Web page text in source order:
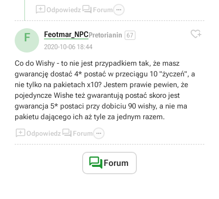
wady jak i zalety. Np. Barbara jest całkiem spoko
f2p postacią do dendro teamu :)
healowanie nie jest bezużyteczne, wręcz
przeciwnie.
Swoje już w tej grze przeżyłem i nie raz taka postać
byłą koniecznością.
Teamy robiące tylko DMG też działają ale
powiedział bym że to bardziej na end game, no
chyba że ktoś jest absolutnym no lifem i w dodatku
ma super szczęście do artefaktów oraz wishowania.
Obecnie najbardziej popularne jest używanie tarczy
jako ratunku w kiepskich sytuacjach.
Samych DPS i sub-dps używa sięraczej na end
Odpowiedz  Forum 
F Feotmar_NPCPretorianin 67
2020-10-06 18:44

Co do Wishy - to nie jest przypadkiem tak, że masz
gwarancję dostać 4* postać w przeciągu 10 "życzeń", a
nie tylko na pakietach x10? Jestem prawie pewien, że
pojedyncze Wishe też gwarantują postać skoro jest
gwarancja 5* postaci przy dobiciu 90 wishy, a nie ma
pakietu dającego ich aż tyle za jednym razem.
Odpowiedz  Forum 
Forum